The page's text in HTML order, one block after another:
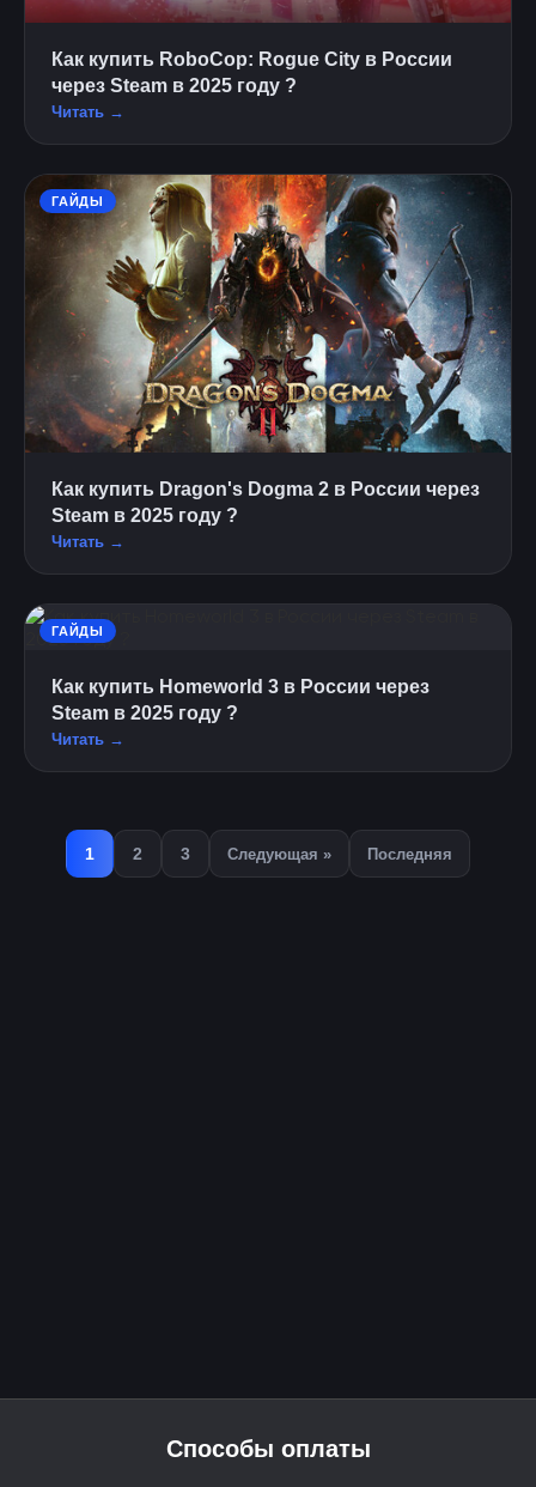
Как купить RoboCop: Rogue City в России
через Steam в 2025 году ?
Читать →
ГАЙДЫ
Как купить Dragon's Dogma 2 в России через
Steam в 2025 году ?
Читать →
ГАЙДЫ
Как купить Homeworld 3 в России через
Steam в 2025 году ?
Читать →
1 2 3 Следующая » Последняя
Способы оплаты